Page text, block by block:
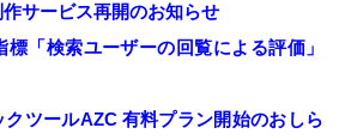
サービス再開のお知らせ
標「検索ユーザーの回覧による評価」
ツールAZC 有料プラン開始のおしら